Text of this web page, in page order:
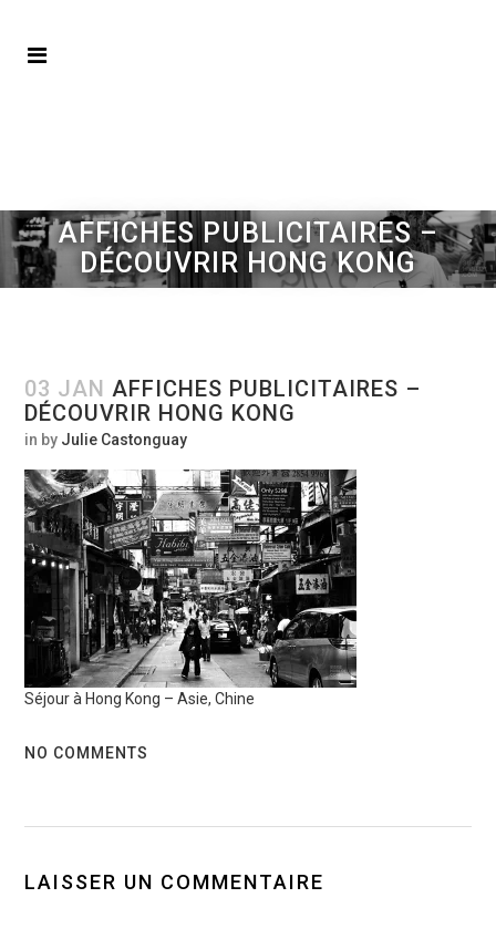
AFFICHES PUBLICITAIRES –
DÉCOUVRIR HONG KONG
03 JAN AFFICHES PUBLICITAIRES –
DÉCOUVRIR HONG KONG
in by Julie Castonguay
Séjour à Hong Kong – Asie, Chine
NO COMMENTS
LAISSER UN COMMENTAIRE